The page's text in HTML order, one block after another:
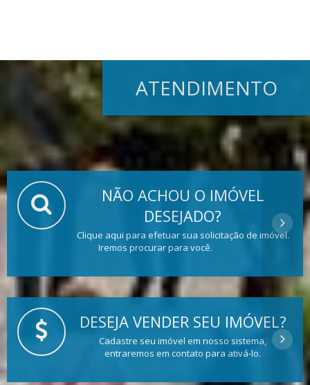
ATENDIMENTO
NÃO ACHOU O IMÓVEL
DESEJADO?
Clique aqui para efetuar sua solicitação de imóvel.
Iremos procurar para você.
DESEJA VENDER SEU IMÓVEL?
Cadastre seu imóvel em nosso sistema,
entraremos em contato para ativá-lo.